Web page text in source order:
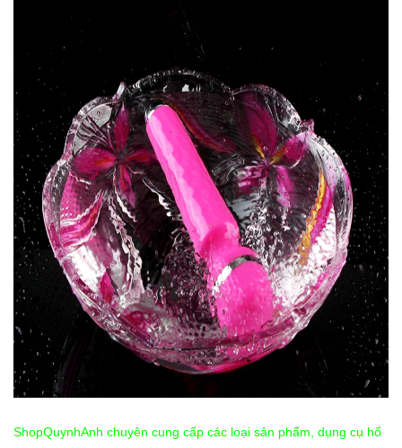
ShopQuynhAnh chuyên cung cấp các loại sản phẩm, dụng cụ hổ